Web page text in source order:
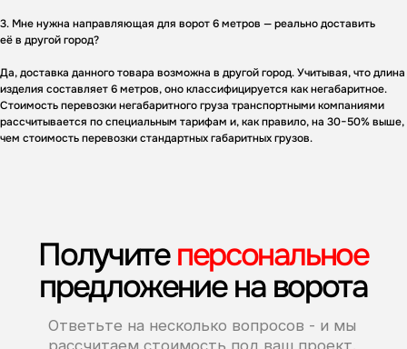
3. Мне нужна направляющая для ворот 6 метров — реально доставить
её в другой город?
Да, доставка данного товара возможна в другой город. Учитывая, что длина
изделия составляет 6 метров, оно классифицируется как негабаритное.
Стоимость перевозки негабаритного груза транспортными компаниями
рассчитывается по специальным тарифам и, как правило, на 30−50% выше,
чем стоимость перевозки стандартных габаритных грузов.